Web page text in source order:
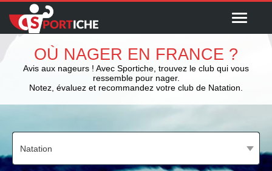
Menu
OÙ NAGER EN FRANCE ?
Avis aux nageurs ! Avec Sportiche, trouvez le club qui vous
ressemble pour nager.
Notez, évaluez et recommandez votre club de Natation.